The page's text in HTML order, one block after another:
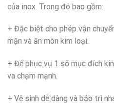
của inox. Trong đó bao gồm:
+ Đặc biệt cho phép vận
mặn và ăn mòn kim loại.
+ Để phục vụ 1 số mục đích
va chạm mạnh.
+ Vệ sinh dễ dàng và bảo trì